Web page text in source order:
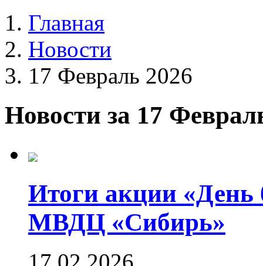
Главная
Новости
17 Февраль 2026
Новости за 17
Итоги акции «День
МВДЦ «Сибирь»